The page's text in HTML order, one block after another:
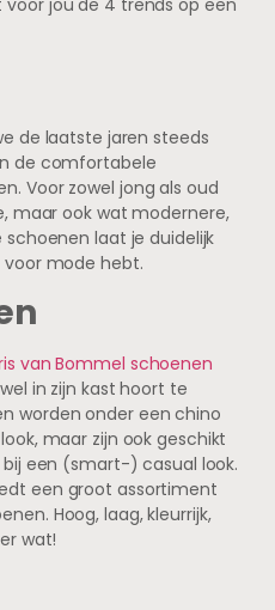
jou de 4 trends op een
de laatste jaren steeds
de comfortabele
Voor zowel jong als oud
maar ook wat modernere,
laat je duidelijk
voor mode hebt.
van Bommel schoenen
in zijn kast hoort te
worden onder een chino
maar zijn ook geschikt
een (smart-) casual look.
een groot assortiment
Hoog, laag, kleurrijk,
wat!